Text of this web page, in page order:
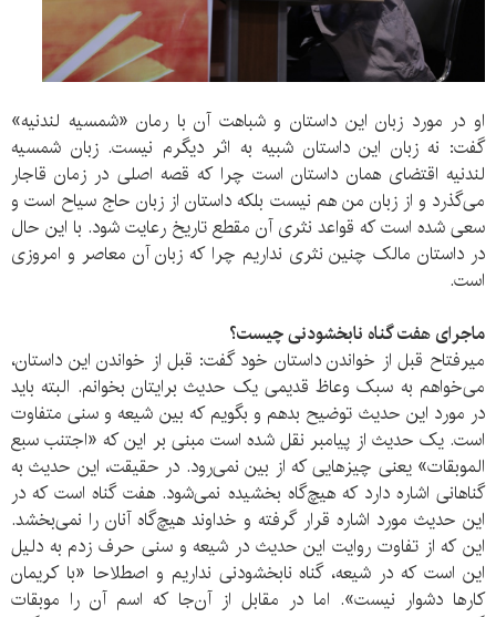
او در مورد زبان این داستان و شباهت آن با رمان «شمسیه لندنیه»
گفت: نه زبان این داستان شبیه به اثر دیگرم نیست. زبان شمسیه
لندنیه اقتضای همان داستان است چرا که قصه اصلی در زمان قاجار
می‌گذرد و از زبان من هم نیست بلکه داستان از زبان حاج سیاح است و
سعی شده است که قواعد نثری آن مقطع تاریخ رعایت شود. با این حال
در داستان مالک چنین نثری نداریم چرا که زبان آن معاصر و امروزی
است.
ماجرای هفت گناه نابخشودنی چیست؟
میرفتاح قبل از خواندن داستان خود گفت: قبل از خواندن این داستان،
می‌خواهم به سبک وعاظ قدیمی یک حدیث برایتان بخوانم. البته باید
در مورد این حدیث توضیح بدهم و بگویم که بین شیعه و سنی متفاوت
است. یک حدیث از پیامبر نقل شده است مبنی بر این که «اجتنب سبع
الموبقات» یعنی چیزهایی که از بین نمی‌رود. در حقیقت، این حدیث به
گناهانی اشاره دارد که هیچ‌گاه بخشیده نمی‌شود. هفت گناه است که در
این حدیث مورد اشاره قرار گرفته و خداوند هیچ‌گاه آنان را نمی‌بخشد.
این که از تفاوت روایت این حدیث در شیعه و سنی حرف زدم به دلیل
این است که در شیعه، گناه نابخشودنی نداریم و اصطلاحا «با کریمان
کارها دشوار نیست». اما در مقابل از آن‌جا که اسم آن را موبقات